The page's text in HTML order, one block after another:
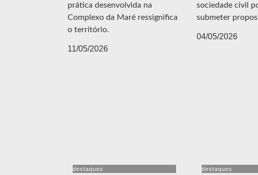
prática desenvolvida na
Complexo da Maré ressignifica
o território.
11/05/2026
sociedade civil
submeter
04/05/2026
destaques destaques